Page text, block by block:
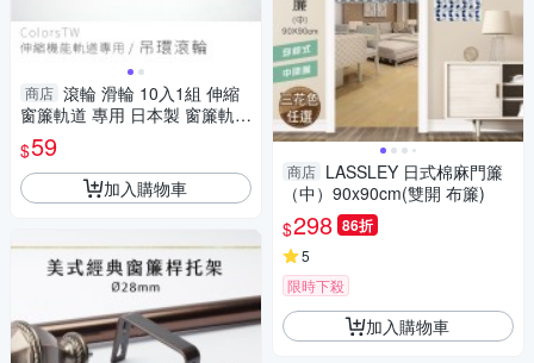
商店 滾輪 滑輪 10入1組 伸縮
窗簾軌道 專用 日本製 窗簾軌道
安裝DIY 方型伸縮窗簾軌道 窗
簾伸縮桿
$59
加入購物車
商店 LASSLEY 日式棉麻門簾
（中）90x90cm(雙開 布簾)
$298 86折
5
限時下殺
加入購物車